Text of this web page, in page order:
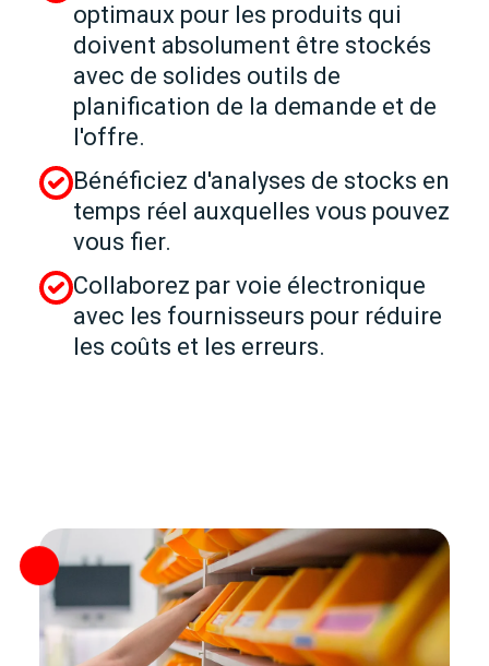
optimaux pour les produits qui
doivent absolument être stockés
avec de solides outils de
planification de la demande et de
l'offre.
Bénéficiez d'analyses de stocks en
temps réel auxquelles vous pouvez
vous fier.
Collaborez par voie électronique
avec les fournisseurs pour réduire
les coûts et les erreurs.